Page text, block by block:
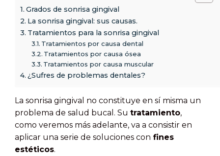
Grados de sonrisa gingival
La sonrisa gingival: sus causas.
Tratamientos para la sonrisa gingival
Tratamientos por causa dental
Tratamientos por causa ósea
Tratamientos por causa muscular
¿Sufres de problemas dentales?
La sonrisa gingival no constituye en sí misma un
problema de salud bucal. Su tratamiento,
como veremos más adelante, va a consistir en
aplicar una serie de soluciones con fines
estéticos.